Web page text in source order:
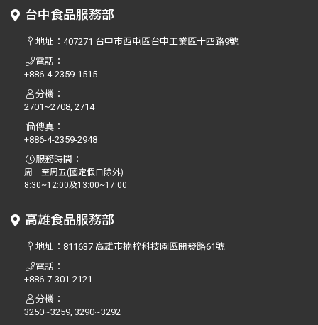
台中食品服務部
地址：407271 台中市西屯區台中工業區十四路9號
電話：
+886-4-2359-1515
分機：
2701~2708, 2714
傳真：
+886-4-2359-2948
服務時間：
周一至周五(國定假日除外)
8:30~12:00及13:00~17:00
高雄食品服務部
地址：811637 高雄市楠梓科技園區開發路61號
電話：
+886-7-301-2121
分機：
3250~3259, 3290~3292